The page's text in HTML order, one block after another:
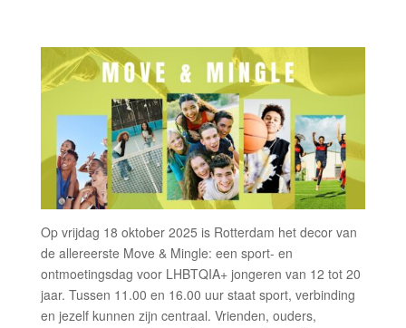
Op vrijdag 18 oktober 2025 is Rotterdam het decor van
de allereerste Move & Mingle: een sport- en
ontmoetingsdag voor LHBTQIA+ jongeren van 12 tot 20
jaar. Tussen 11.00 en 16.00 uur staat sport, verbinding
en jezelf kunnen zijn centraal. Vrienden, ouders,